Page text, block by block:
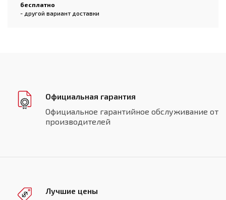
бесплатно
- другой вариант доставки
Официальная гарантия
Официальное гарантийное обслуживание от
производителей
Лучшие цены